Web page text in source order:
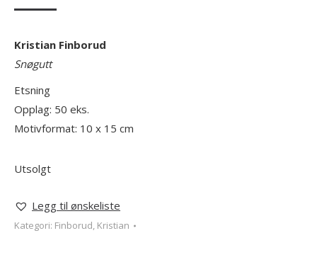
Kristian Finborud
Snøgutt
Etsning
Opplag: 50 eks.
Motivformat: 10 x 15 cm
Utsolgt
Legg til ønskeliste
Kategori: Finborud, Kristian